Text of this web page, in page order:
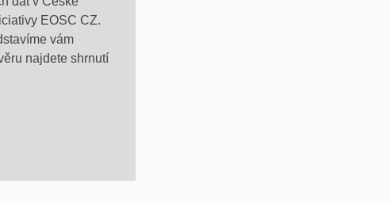
EOSC CZ.
vám
najdete shrnutí